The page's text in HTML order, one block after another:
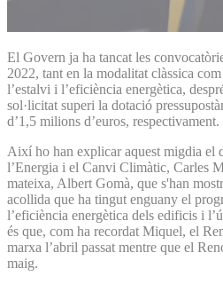
El Govern ja ha tancat les
2022, tant en la modalitat clàssica
l’estalvi i l’eficiència energètica,
sol·licitat superi la dotació
d’1,5 milions d’euros, respectivament.
Així ho han explicar aquest migdia el
l’Energia i el Canvi Climàtic, Carles
mateixa, Albert Gomà, que s'han
acollida que ha tingut enguany el
l’eficiència energètica dels edificis i
és que, com ha recordat Miquel, el
marxa l’abril passat mentre que el
maig.